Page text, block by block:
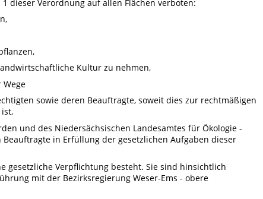
dieser Verordnung auf allen Flächen verboten:
Kultur zu nehmen,
Wege
sowie deren Beauftragte, soweit dies zur rechtmäßigen
und des Niedersächsischen Landesamtes für Ökologie -
in Erfüllung der gesetzlichen Aufgaben dieser
gesetzliche Verpflichtung besteht. Sie sind hinsichtlich
mit der Bezirksregierung Weser-Ems - obere